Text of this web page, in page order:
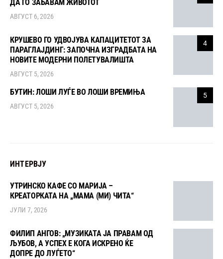
ДА ГО ЗАБАВАМ ЖИВОТОТ
АВГУСТ 6, 2026
4
КРУШЕВО ГО УДВОЈУВА КАПАЦИТЕТОТ ЗА
ПАРАГЛАЈДИНГ: ЗАПОЧНА ИЗГРАДБАТА НА
НОВИТЕ МОДЕРНИ ПОЛЕТУВАЛИШТА
АВГУСТ 5, 2026
5
БУТИН: ЛОШИ ЛУЃЕ ВО ЛОШИ ВРЕМИЊА
АВГУСТ 5, 2026
ИНТЕРВЈУ
УТРИНСКО КАФЕ СО МАРИЈА –
КРЕАТОРКАТА НА „МАМА (МИ) ЧИТА“
ЈУЛИ 7, 2026
ФИЛИП АНГОВ: „МУЗИКАТА ЈА ПРАВАМ ОД
ЉУБОВ, А УСПЕХ Е КОГА ИСКРЕНО ЌЕ
ДОПРЕ ДО ЛУЃЕТО“